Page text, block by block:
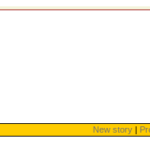
New story |